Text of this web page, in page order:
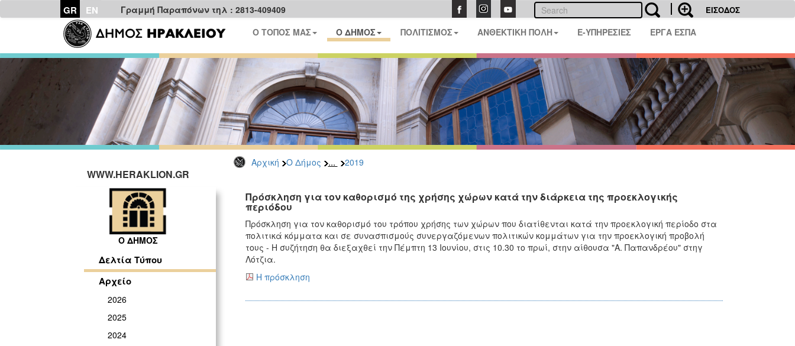
GR EN Γραμμή Παραπόνων τηλ : 2813-409409 ΕΙΣΟΔΟΣ
Ο ΤΟΠΟΣ ΜΑΣ Ο ΔΗΜΟΣ ΠΟΛΙΤΙΣΜΟΣ ΑΝΘΕΚΤΙΚΗ ΠΟΛΗ E-ΥΠΗΡΕΣΙΕΣ ΕΡΓΑ ΕΣΠΑ
Αρχική Ο Δήμος ... 2019
WWW.HERAKLION.GR
Ο ΔΗΜΟΣ
Δελτία Τύπου
Αρχείο
2026
2025
2024
Πρόσκληση για τον καθορισμό της χρήσης χώρων κατά την διάρκεια της προεκλογικής
περιόδου
Πρόσκληση για τον καθορισμό του τρόπου χρήσης των χώρων που διατίθενται κατά την προεκλογική περίοδο στα
πολιτικά κόμματα και σε συνασπισμούς συνεργαζόμενων πολιτικών κομμάτων για την προεκλογική προβολή
τους - Η συζήτηση θα διεξαχθεί την Πέμπτη 13 Ιουνίου, στις 10.30 το πρωί, στην αίθουσα "Α. Παπανδρέου" στηγ
Λότζια.
Η πρόσκληση